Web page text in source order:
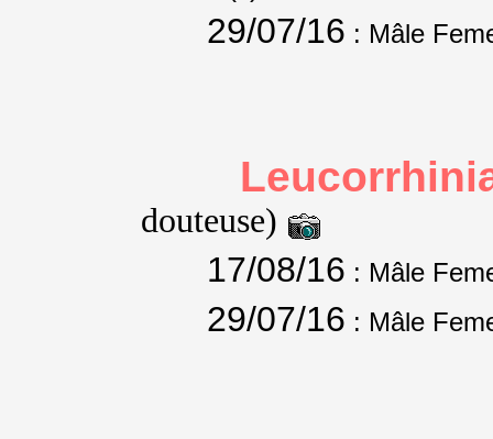
29/07/16 : Mâle
douteuse)
17/08/16 : Mâle
29/07/16 : Mâle